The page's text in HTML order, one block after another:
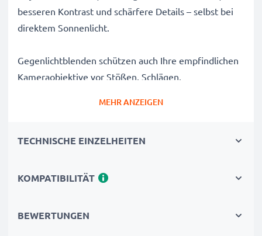
besseren Kontrast und schärfere Details – selbst bei
direktem Sonnenlicht.
Gegenlichtblenden schützen auch Ihre empfindlichen
Kameraobjektive vor Stößen, Schlägen,
Bajonett Gegenlichtblende von CELLONIC wählen?
MEHR ANZEIGEN
TECHNISCHE EINZELHEITEN
KOMPATIBILITÄT
BEWERTUNGEN